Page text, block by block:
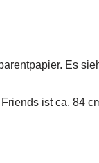
Es
ist ca. 84